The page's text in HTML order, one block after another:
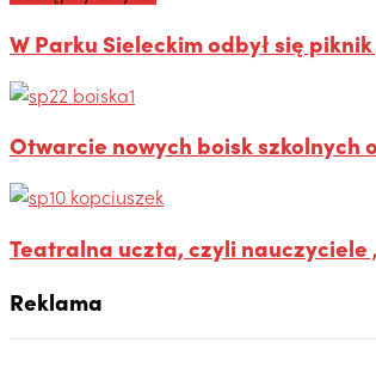
W Parku Sieleckim odbył się
Otwarcie nowych boisk szkolnych
Teatralna uczta, czyli nauczyciele
Reklama